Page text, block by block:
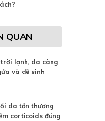
QUAN
lạnh, da càng
và dễ sinh
da tổn thương
corticoids đúng